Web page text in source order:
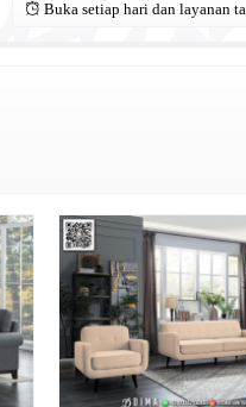
Buka setiap hari dan layanan